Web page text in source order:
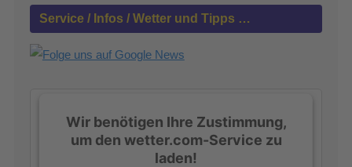
n
c
Service / Infos / Wetter und Tipps …
Wir benötigen Ihre Zustimmung,
um den wetter.com-Service zu
laden!